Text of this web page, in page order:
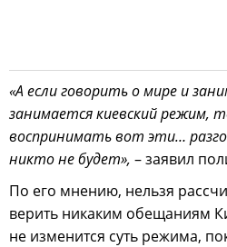
«А если говорить о мире и
занимается киевский режим,
воспринимать вот эти…
никто не будет», – заявил
По его мнению, нельзя
верить никаким обещаниям
не изменится суть режима,